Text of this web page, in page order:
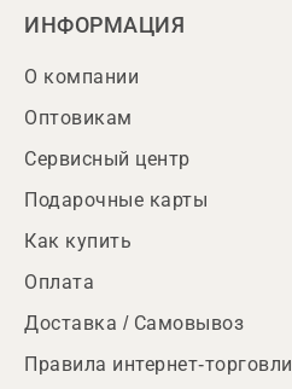
ИНФОРМАЦИЯ
О компании
Оптовикам
Сервисный центр
Подарочные карты
Как купить
Оплата
Доставка / Самовывоз
Правила интернет-торговли